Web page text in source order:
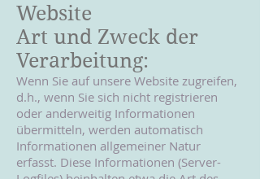
Website
Art und Zweck der
Verarbeitung:
Wenn Sie auf unsere Website zugreifen,
d.h., wenn Sie sich nicht registrieren
oder anderweitig Informationen
übermitteln, werden automatisch
Informationen allgemeiner Natur
erfasst. Diese Informationen (Server-